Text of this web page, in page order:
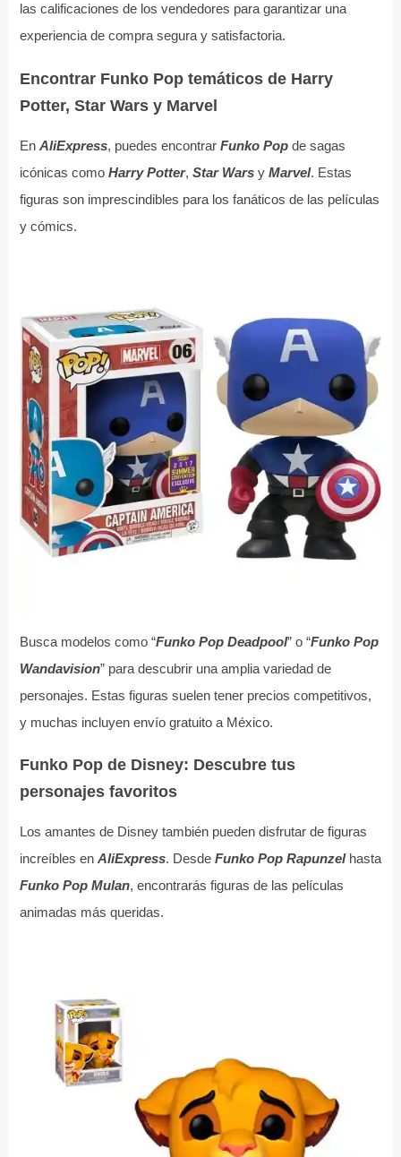
las calificaciones de los vendedores para garantizar una
experiencia de compra segura y satisfactoria.
Encontrar Funko Pop temáticos de Harry
Potter, Star Wars y Marvel
En AliExpress, puedes encontrar Funko Popde sagas
icónicas como Harry Potter, Star Warsy Marvel. Estas
figuras son imprescindibles para los fanáticos de las películas
y cómics.
Busca modelos como “Funko Pop Deadpool” o “Funko Pop
Wandavision” para descubrir una amplia variedad de
personajes. Estas figuras suelen tener precios competitivos,
y muchas incluyen envío gratuito a México.
Funko Pop de Disney: Descubre tus
personajes favoritos
Los amantes de Disney también pueden disfrutar de figuras
increíbles en AliExpress. Desde Funko Pop Rapunzelhasta
Funko Pop Mulan, encontrarás figuras de las películas
animadas más queridas.